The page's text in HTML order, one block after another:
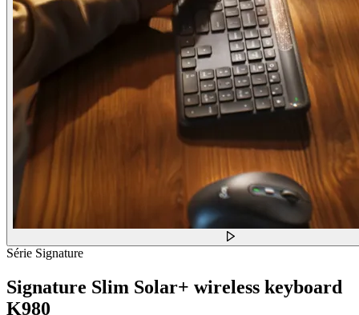
Série Signature
Signature Slim Solar+ wireless keyboard
K980